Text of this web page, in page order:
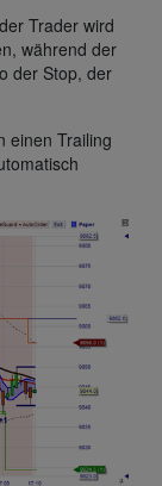
Trader wird
während der
der Stop, der
einen Trailing